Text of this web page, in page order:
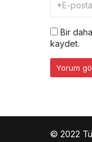
Bir
kaydet.
© 2022